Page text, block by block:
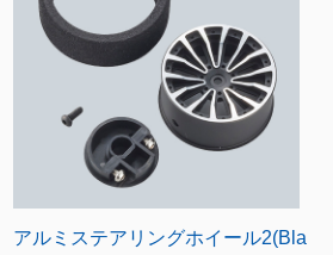
アルミステアリングホイール2(Bla